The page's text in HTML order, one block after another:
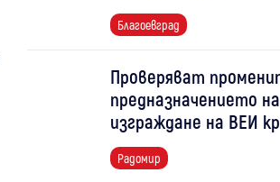
Благоевград
Проверяват
предназначението
изграждане на ВЕИ
Радомир